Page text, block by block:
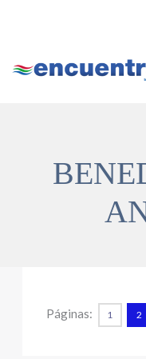
Páginas: 1 2